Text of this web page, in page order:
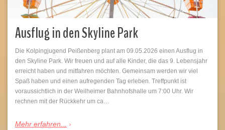
Ausflug in den Skyline Park
Die Kolpingjugend Peißenberg plant am 09.05.2026 einen Ausflug in
den Skyline Park. Wir freuen und auf alle Kinder, die das 9. Lebensjahr
erreicht haben und mitfahren möchten. Gemeinsam werden wir viel
Spaß haben und einen aufregenden Tag erleben. Treffpunkt ist
voraussichtlich in der Weilheimer Bahnhofshalle um 7:00 Uhr. Wir
rechnen mit der Rückkehr um ca…
Mehr erfahren...